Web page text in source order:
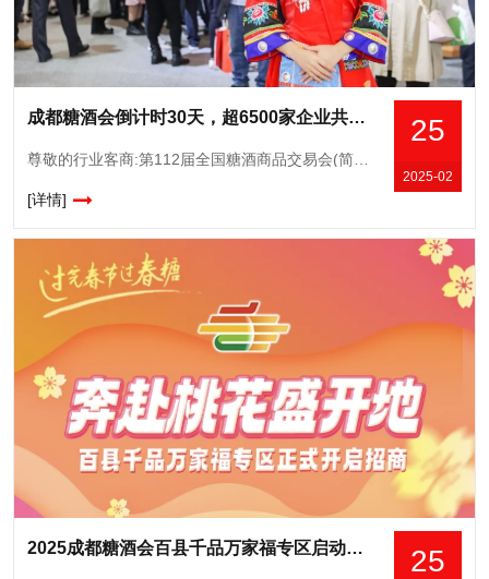
25
2025-02
成都糖酒会倒计时30天，超6500家企业共筑行业盛典
[详情]
25
2025成都糖酒会百县千品万家福专区启动，地方特色食品加速全国布局